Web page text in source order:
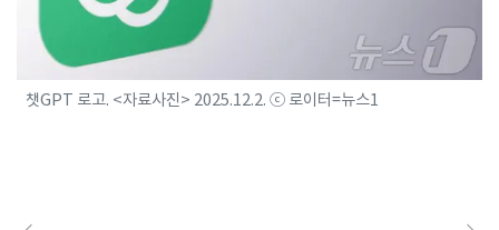
챗GPT 로고. <자료사진> 2025.12.2. ⓒ 로이터=뉴스1